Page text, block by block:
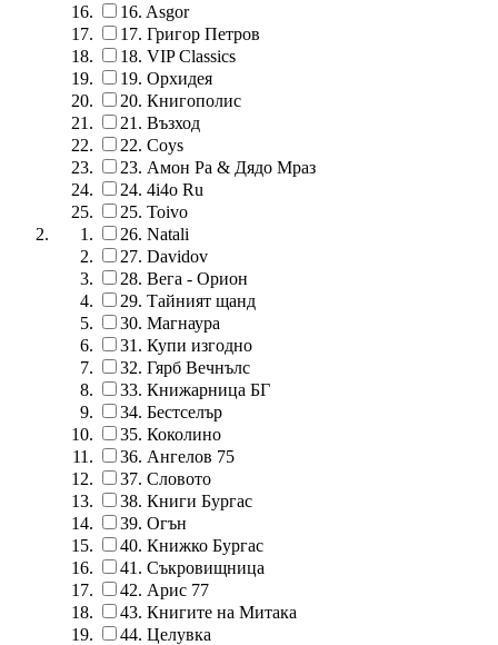
16. Asgor
17. Григор Петров
18. VIP Classics
19. Орхидея
20. Книгополис
21. Възход
22. Coys
23. Амон Ра & Дядо Мраз
24. 4i4o Ru
25. Toivo
26. Natali
27. Davidov
28. Вега - Орион
29. Тайният щанд
30. Магнаура
31. Купи изгодно
32. Гярб Вечнълс
33. Книжарница БГ
34. Бестселър
35. Коколино
36. Ангелов 75
37. Словото
38. Книги Бургас
39. Огън
40. Книжко Бургас
41. Съкровищница
42. Арис 77
43. Книгите на Митака
44. Целувка